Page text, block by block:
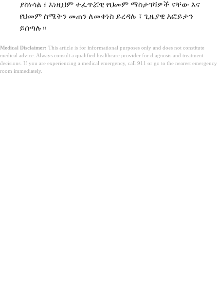
ያስነሳል ፣ እነዚህም ተፈጥሯዊ የህመም ማስታገሻዎች ናቸው እና
የህመም ስሜትን መጠን ለመቀነስ ይረዳሉ ፣ ጊዜያዊ እፎይታን
ይሰጣሉ።
Medical Disclaimer: This article is for informational purposes only and does not constitute
medical advice. Always consult a qualified healthcare provider for diagnosis and treatment
decisions. If you are experiencing a medical emergency, call 911 or go to the nearest emergency
room immediately.